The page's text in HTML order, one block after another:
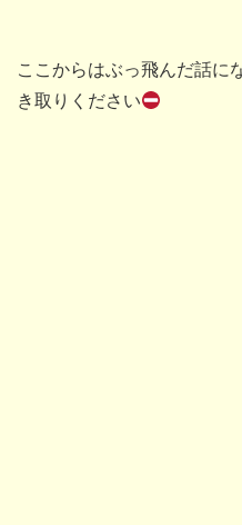
ここからはぶっ飛んだ話に
き取りください